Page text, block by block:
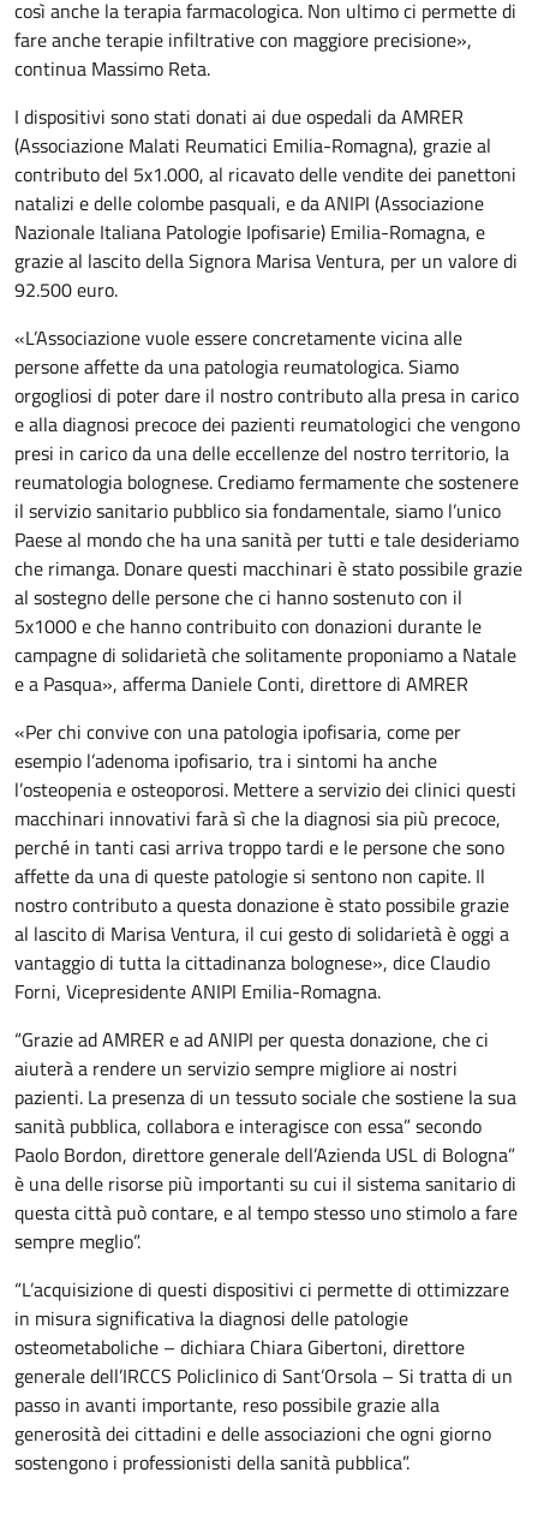
così anche la terapia farmacologica. Non ultimo ci permette di
fare anche terapie infiltrative con maggiore precisione»,
continua Massimo Reta.
I dispositivi sono stati donati ai due ospedali da AMRER
(Associazione Malati Reumatici Emilia-Romagna), grazie al
contributo del 5x1.000, al ricavato delle vendite dei panettoni
natalizi e delle colombe pasquali, e da ANIPI (Associazione
Nazionale Italiana Patologie Ipofisarie) Emilia-Romagna, e
grazie al lascito della Signora Marisa Ventura, per un valore di
92.500 euro.
«L’Associazione vuole essere concretamente vicina alle
persone affette da una patologia reumatologica. Siamo
orgogliosi di poter dare il nostro contributo alla presa in carico
e alla diagnosi precoce dei pazienti reumatologici che vengono
presi in carico da una delle eccellenze del nostro territorio, la
reumatologia bolognese. Crediamo fermamente che sostenere
il servizio sanitario pubblico sia fondamentale, siamo l’unico
Paese al mondo che ha una sanità per tutti e tale desideriamo
che rimanga. Donare questi macchinari è stato possibile grazie
al sostegno delle persone che ci hanno sostenuto con il
5x1000 e che hanno contribuito con donazioni durante le
campagne di solidarietà che solitamente proponiamo a Natale
e a Pasqua», afferma Daniele Conti, direttore di AMRER
«Per chi convive con una patologia ipofisaria, come per
esempio l’adenoma ipofisario, tra i sintomi ha anche
l’osteopenia e osteoporosi. Mettere a servizio dei clinici questi
macchinari innovativi farà sì che la diagnosi sia più precoce,
perché in tanti casi arriva troppo tardi e le persone che sono
affette da una di queste patologie si sentono non capite. Il
nostro contributo a questa donazione è stato possibile grazie
al lascito di Marisa Ventura, il cui gesto di solidarietà è oggi a
vantaggio di tutta la cittadinanza bolognese», dice Claudio
Forni, Vicepresidente ANIPI Emilia-Romagna.
“Grazie ad AMRER e ad ANIPI per questa donazione, che ci
aiuterà a rendere un servizio sempre migliore ai nostri
pazienti. La presenza di un tessuto sociale che sostiene la sua
sanità pubblica, collabora e interagisce con essa” secondo
Paolo Bordon, direttore generale dell’Azienda USL di Bologna”
è una delle risorse più importanti su cui il sistema sanitario di
questa città può contare, e al tempo stesso uno stimolo a fare
sempre meglio”.
“L’acquisizione di questi dispositivi ci permette di ottimizzare
in misura significativa la diagnosi delle patologie
osteometaboliche – dichiara Chiara Gibertoni, direttore
generale dell’IRCCS Policlinico di Sant’Orsola – Si tratta di un
passo in avanti importante, reso possibile grazie alla
generosità dei cittadini e delle associazioni che ogni giorno
sostengono i professionisti della sanità pubblica”.